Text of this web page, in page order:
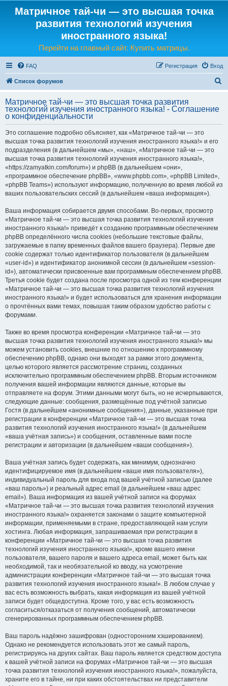
Матричное тай-чи — это высшая точка
развития технологий изучения
иностранного языка!
Перейти на главный сайт. Купить матрицы.
FAQ Вход
Регистрация
Список форумов
Матричное тай-чи — это высшая точка развития
технологий изучения иностранного языка! - Соглашение
о конфиденциальности
Это соглашение подробно объясняет, как «Матричное тай-чи — это
высшая точка развития технологий изучения иностранного языка!» и его
подразделения (в дальнейшем «мы», «наш», «Матричное тай-чи — это
высшая точка развития технологий изучения иностранного языка!»,
«https://zamyatkin.com/forum») и phpBB (в дальнейшем «они»,
«программное обеспечение phpBB», «www.phpbb.com», «phpBB Limited»,
«phpBB Teams») используют информацию, полученную во время любой из
ваших пользовательских сессий (в дальнейшем «ваша информация»).
Ваша информация собирается двумя способами. Во-первых, просмотр
«Матричное тай-чи — это высшая точка развития технологий изучения
иностранного языка!» приведёт к созданию программным обеспечением
phpBB определённого числа cookies (небольшие текстовые файлы,
загружаемые в папку временных файлов вашего браузера). Первые две
cookie содержат только идентификатор пользователя (в дальнейшем
«user-id») и идентификатор анонимной сессии (в дальнейшем «session-
id»), автоматически присвоенные вам программным обеспечением phpBB.
Третья cookie будет создана после просмотра одной из тем конференции
«Матричное тай-чи — это высшая точка развития технологий изучения
иностранного языка!» и будет использоваться для хранения информации
о прочтённых вами темах, повышая таким образом удобство работы с
форумами.
Также во время просмотра конференции «Матричное тай-чи — это
высшая точка развития технологий изучения иностранного языка!» мы
можем установить cookies, внешние по отношению к программному
обеспечению phpBB, однако они выходят за рамки этого документа,
целью которого является рассмотрение страниц, созданных
исключительно программным обеспечением phpBB. Вторым источником
получения вашей информации являются данные, которые вы
отправляете на форум. Этими данными могут быть, но не исчерпываются,
следующие данные: сообщения, размещённые под учётной записью
Гостя (в дальнейшем «анонимные сообщения»), данные, указанные при
регистрации в конференции «Матричное тай-чи — это высшая точка
развития технологий изучения иностранного языка!» (в дальнейшем
«ваша учётная запись») и сообщения, оставленные вами после
регистрации и авторизации (в дальнейшем «ваши сообщения»).
Ваша учётная запись будет содержать, как минимум, однозначно
идентифицируемое имя (в дальнейшем «ваше имя пользователя»),
индивидуальный пароль для входа под вашей учётной записью (далее
«ваш пароль») и реальный адрес email (в дальнейшем «ваш адрес
email»). Ваша информация из вашей учётной записи на форумах
«Матричное тай-чи — это высшая точка развития технологий изучения
иностранного языка!» охраняется законами о защите компьютерной
информации, применяемыми в стране, предоставляющей нам услуги
хостинга. Любая информация, запрашиваемая при регистрации в
конференции «Матричное тай-чи — это высшая точка развития
технологий изучения иностранного языка!», кроме вашего имени
пользователя, вашего пароля и вашего адреса email, может быть как
необходимой, так и необязательной ко вводу, на усмотрение
администрации конференции «Матричное тай-чи — это высшая точка
развития технологий изучения иностранного языка!». В любом случае у
вас есть возможность выбрать, какая информация из вашей учётной
записи будет общедоступна. Кроме того, у вас есть возможность
согласиться/отказаться от получения сообщений, автоматически
сгенерированных программным обеспечением phpBB.
Ваш пароль надёжно зашифрован (односторонним хэшированием).
Однако не рекомендуется использовать этот же самый пароль,
регистрируясь на других сайтах. Ваш пароль является средством доступа
к вашей учётной записи на форумах «Матричное тай-чи — это высшая
точка развития технологий изучения иностранного языка!», пожалуйста,
храните его в тайне, ни при каких обстоятельствах ни представители